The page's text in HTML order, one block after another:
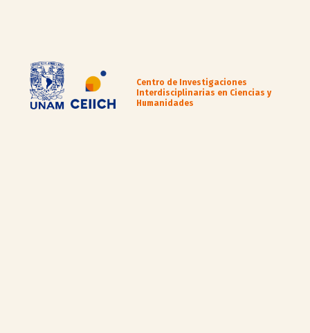
Centro de Investigaciones
Interdisciplinarias en Ciencias y
Humanidades